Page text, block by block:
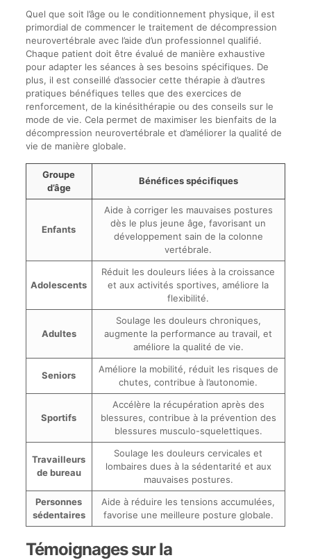
Quel que soit l’âge ou le conditionnement physique, il est
primordial de commencer le traitement de décompression
neurovertébrale avec l’aide d’un professionnel qualifié.
Chaque patient doit être évalué de manière exhaustive
pour adapter les séances à ses besoins spécifiques. De
plus, il est conseillé d’associer cette thérapie à d’autres
pratiques bénéfiques telles que des exercices de
renforcement, de la kinésithérapie ou des conseils sur le
mode de vie. Cela permet de maximiser les bienfaits de la
décompression neurovertébrale et d’améliorer la qualité de
vie de manière globale.
Groupe
d’âge
Bénéfices spécifiques
Enfants
Aide à corriger les mauvaises postures
dès le plus jeune âge, favorisant un
développement sain de la colonne
vertébrale.
Adolescents
Réduit les douleurs liées à la croissance
et aux activités sportives, améliore la
flexibilité.
Adultes
Soulage les douleurs chroniques,
augmente la performance au travail, et
améliore la qualité de vie.
Seniors
Améliore la mobilité, réduit les risques de
chutes, contribue à l’autonomie.
Sportifs
Accélère la récupération après des
blessures, contribue à la prévention des
blessures musculo-squelettiques.
Travailleurs
de bureau
Soulage les douleurs cervicales et
lombaires dues à la sédentarité et aux
mauvaises postures.
Personnes
sédentaires
Aide à réduire les tensions accumulées,
favorise une meilleure posture globale.
Témoignages sur la